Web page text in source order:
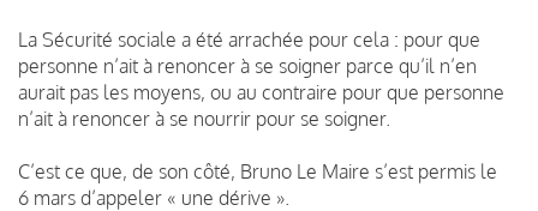
La Sécurité sociale a été arrachée pour cela : pour que
personne n’ait à renoncer à se soigner parce qu’il n’en
aurait pas les moyens, ou au contraire pour que personne
n’ait à renoncer à se nourrir pour se soigner.
C’est ce que, de son côté, Bruno Le Maire s’est permis le
6 mars d’appeler « une dérive ».